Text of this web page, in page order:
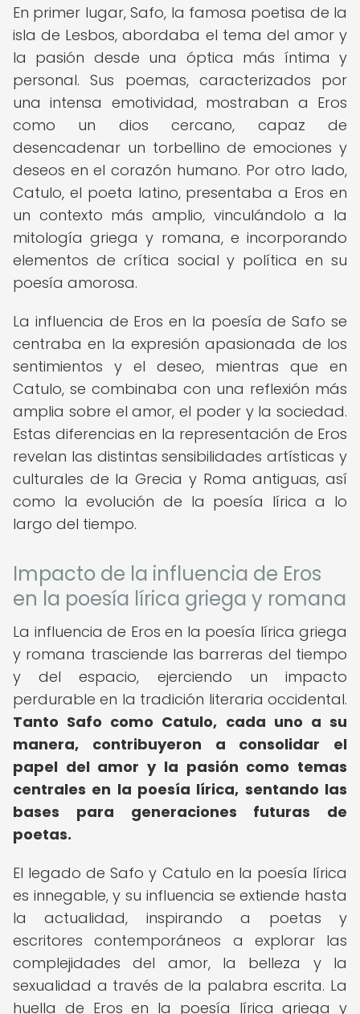
En primer lugar, Safo, la famosa poetisa de la
isla de Lesbos, abordaba el tema del amor y
la pasión desde una óptica más íntima y
personal. Sus poemas, caracterizados por
una intensa emotividad, mostraban a Eros
como un dios cercano, capaz de
desencadenar un torbellino de emociones y
deseos en el corazón humano. Por otro lado,
Catulo, el poeta latino, presentaba a Eros en
un contexto más amplio, vinculándolo a la
mitología griega y romana, e incorporando
elementos de crítica social y política en su
poesía amorosa.
La influencia de Eros en la poesía de Safo se
centraba en la expresión apasionada de los
sentimientos y el deseo, mientras que en
Catulo, se combinaba con una reflexión más
amplia sobre el amor, el poder y la sociedad.
Estas diferencias en la representación de Eros
revelan las distintas sensibilidades artísticas y
culturales de la Grecia y Roma antiguas, así
como la evolución de la poesía lírica a lo
largo del tiempo.
Impacto de la influencia de Eros
en la poesía lírica griega y romana
La influencia de Eros en la poesía lírica griega
y romana trasciende las barreras del tiempo
y del espacio, ejerciendo un impacto
perdurable en la tradición literaria occidental.
Tanto Safo como Catulo, cada uno a su
manera, contribuyeron a consolidar el
papel del amor y la pasión como temas
centrales en la poesía lírica, sentando las
bases para generaciones futuras de
poetas.
El legado de Safo y Catulo en la poesía lírica
es innegable, y su influencia se extiende hasta
la actualidad, inspirando a poetas y
escritores contemporáneos a explorar las
complejidades del amor, la belleza y la
sexualidad a través de la palabra escrita. La
huella de Eros en la poesía lírica griega y